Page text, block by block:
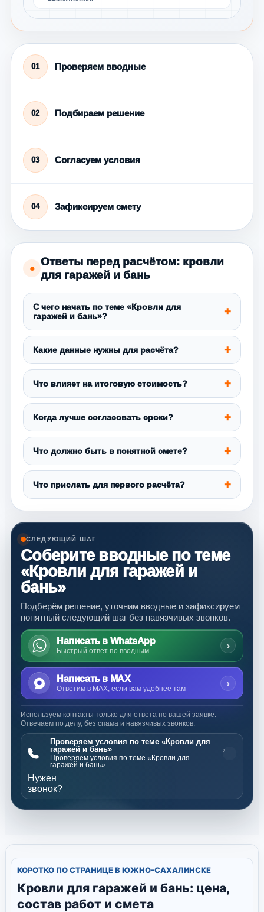
01 Проверяем вводные
02 Подбираем решение
03 Согласуем условия
04 Зафиксируем смету
●
Ответы перед расчётом: кровли
для гаражей и бань
С чего начать по теме «Кровли для
гаражей и бань»?
Какие данные нужны для расчёта?
Что влияет на итоговую стоимость?
Когда лучше согласовать сроки?
Что должно быть в понятной смете?
Что прислать для первого расчёта?
СЛЕДУЮЩИЙ ШАГ
Соберите вводные по теме
«Кровли для гаражей и
бань»
Подберём решение, уточним вводные и зафиксируем
понятный следующий шаг без навязчивых звонков.
Написать в WhatsApp
Быстрый ответ по вводным ›
Написать в MAX
Ответим в MAX, если вам удобнее там ›
Используем контакты только для ответа по вашей заявке.
Отвечаем по делу, без спама и навязчивых звонков.
Проверяем условия по теме «Кровли для
гаражей и бань»
Проверяем условия по теме «Кровли для
гаражей и бань»
›
Нужен
звонок?
КОРОТКО ПО СТРАНИЦЕ В ЮЖНО-САХАЛИНСКЕ
Кровли для гаражей и бань: цена,
состав работ и смета